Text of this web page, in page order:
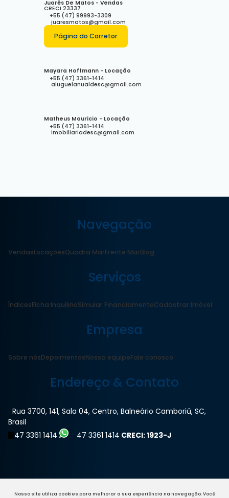
Nosso site utiliza cookies para melhorar a sua experiência na navegação.Você
Juarês De Matos - Vendas
CRECI 23337
+55 (47) 99993-3309
juaresmatos@gmail.com
Página do Corretor
Mayara Hoffmann - Locação
+55 (47) 3361-1414
aluguelanualdesc@gmail.com
Matheus Mauricio - Locação
+55 (47) 3361-1414
imobiliariadesc@gmail.com
Navegação
VendasLocaçõesQuadra MarFrente MarBlog
Serviços
ÍndicesFicha InquilinoSimular FinanciamentoCadastrar Imóvel
Empresa
Sobre nósDepoimentosNossa equipeFale conosco
Endereço & Contato
Rua 3700, 141, Sala 04, Centro, Balneário Camboriú, SC,
Brasil
47 3361 1414
47 3361 1414 CRECI: 1923-J